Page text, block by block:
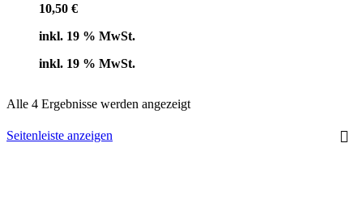
Ursprünglicher
war:
10,50 €Aktueller
ist:
inkl. 19 % MwSt.
inkl. 19 % MwSt.
Alle 4 Ergebnisse werden angezeigtNach
Seitenleiste anzeigen